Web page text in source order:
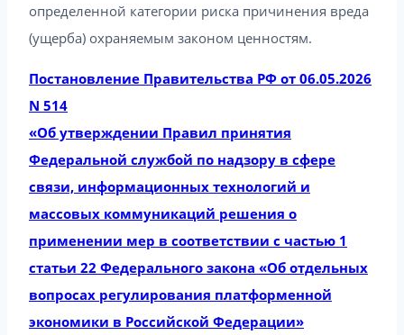
определенной категории риска причинения вреда
(ущерба) охраняемым законом ценностям.
Постановление Правительства РФ от 06.05.2026
N 514
«Об утверждении Правил принятия
Федеральной службой по надзору в сфере
связи, информационных технологий и
массовых коммуникаций решения о
применении мер в соответствии с частью 1
статьи 22 Федерального закона «Об отдельных
вопросах регулирования платформенной
экономики в Российской Федерации»